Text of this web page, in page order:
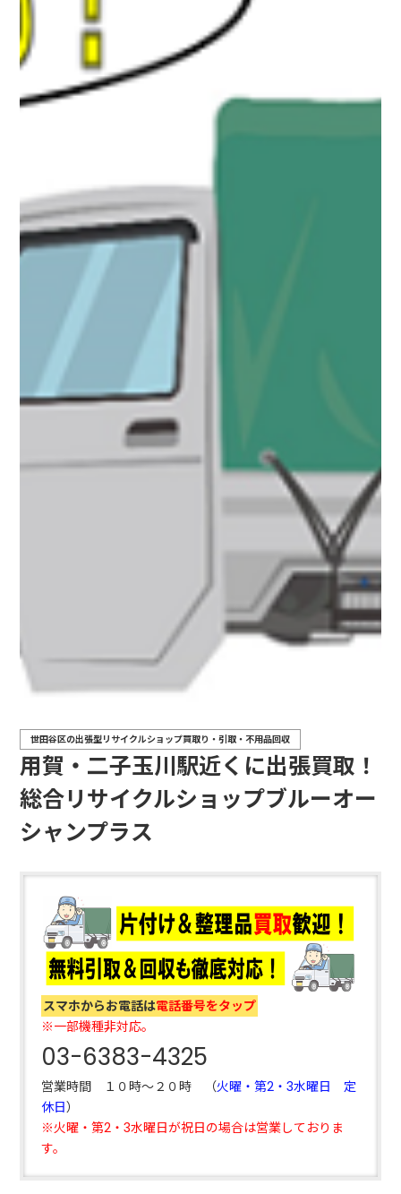
用賀・二子玉川駅近くに出張買取！
総合リサイクルショップブルーオー
シャンプラス
世田谷区の出張型リサイクルショップ買取り・引取・不用品回収
スマホからお電話は電話番号をタップ
※一部機種非対応。
03-6383-4325
営業時間 １０時～２０時 （火曜・第2・3水曜日 定
休日）
※火曜・第2・3水曜日が祝日の場合は営業しておりま
す。